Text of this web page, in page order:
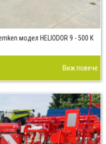
модел HELIОDOR 9 - 500 K
Виж повече